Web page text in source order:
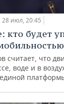
28 июл, 20:45
кто будет
считает, что
воде и в